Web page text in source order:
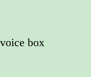
box